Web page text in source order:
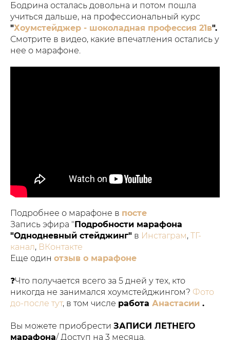
Бодрина осталась довольна и потом пошла
учиться дальше, на профессиональный курс
"Хоумстейджер - шоколадная профессия 21в".
Смотрите в видео, какие впечатления остались у
нее о марафоне.
Подробнее о марафоне в посте
Запись эфира "Подробности марафона
"Однодневный стейджинг" в Инстаграм, ТГ-
канал, ВКонтакте
Еще один отзыв о марафоне
❓Что получается всего за 5 дней у тех, кто
никогда не занимался хоумстейджингом? Фото
до-после тут, в том числе работа Анастасии .
Вы можете приобрести ЗАПИСИ ЛЕТНЕГО
марафона/ Доступ на 3 месяца.